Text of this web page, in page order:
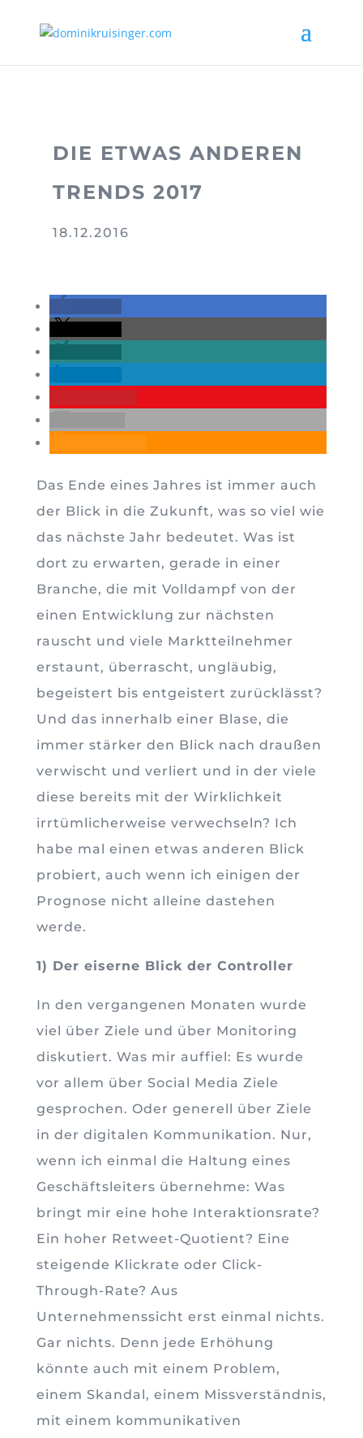
DIE ETWAS ANDEREN
TRENDS 2017
18.12.2016
Das Ende eines Jahres ist immer auch
der Blick in die Zukunft, was so viel wie
das nächste Jahr bedeutet. Was ist
dort zu erwarten, gerade in einer
Branche, die mit Volldampf von der
einen Entwicklung zur nächsten
rauscht und viele Marktteilnehmer
erstaunt, überrascht, ungläubig,
begeistert bis entgeistert zurücklässt?
Und das innerhalb einer Blase, die
immer stärker den Blick nach draußen
verwischt und verliert und in der viele
diese bereits mit der Wirklichkeit
irrtümlicherweise verwechseln? Ich
habe mal einen etwas anderen Blick
probiert, auch wenn ich einigen der
Prognose nicht alleine dastehen
werde.
1) Der eiserne Blick der Controller
In den vergangenen Monaten wurde
viel über Ziele und über Monitoring
diskutiert. Was mir auffiel: Es wurde
vor allem über Social Media Ziele
gesprochen. Oder generell über Ziele
in der digitalen Kommunikation. Nur,
wenn ich einmal die Haltung eines
Geschäftsleiters übernehme: Was
bringt mir eine hohe Interaktionsrate?
Ein hoher Retweet-Quotient? Eine
steigende Klickrate oder Click-
Through-Rate? Aus
Unternehmenssicht erst einmal nichts.
Gar nichts. Denn jede Erhöhung
könnte auch mit einem Problem,
einem Skandal, einem Missverständnis,
mit einem kommunikativen